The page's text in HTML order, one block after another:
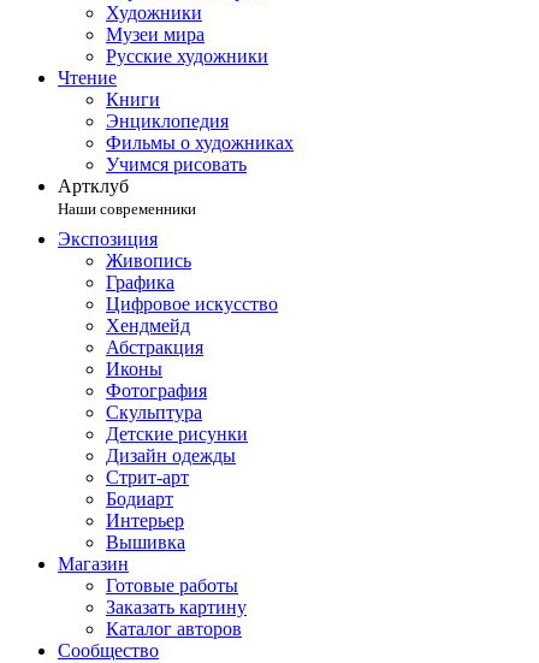
Художники
Музеи мира
Русские художники
Чтение
Книги
Энциклопедия
Фильмы о художниках
Учимся рисовать
Артклуб
Наши современники
Экспозиция
Живопись
Графика
Цифровое искусство
Хендмейд
Абстракция
Иконы
Фотография
Скульптура
Детские рисунки
Дизайн одежды
Стрит-арт
Бодиарт
Интерьер
Вышивка
Магазин
Готовые работы
Заказать картину
Каталог авторов
Сообщество